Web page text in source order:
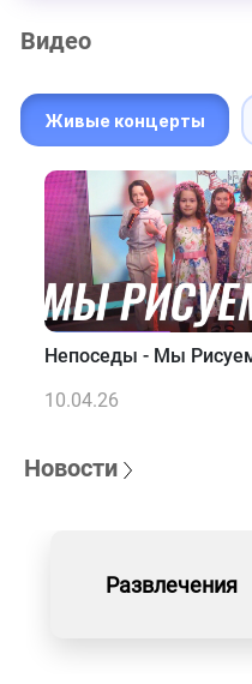
Видео
Живые концерты
Непоседы - Мы
10.04.26
Новости
Развлечения